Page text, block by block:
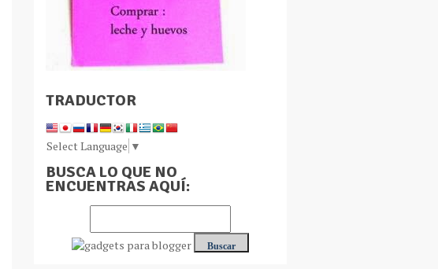
TRADUCTOR
Select Language ▼
BUSCA LO QUE NO
ENCUENTRAS AQUÍ: